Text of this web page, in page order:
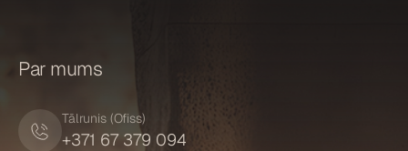
Par mums
Tālrunis (Ofiss)
+371 67 379 094